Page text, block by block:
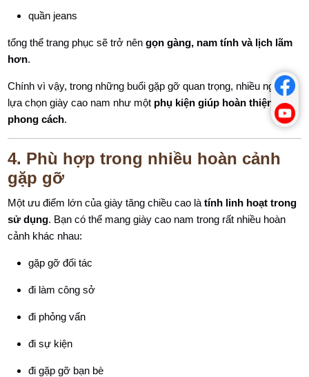
quần jeans
tổng thể trang phục sẽ trở nêngọn gàng, nam tính và lịch lãm
hơn.
Chính vì vậy, trong những buổi gặp gỡ quan trọng, nhiều người
lựa chọn giày cao nam như một phụ kiện giúp hoàn thiện
phong cách.
4. Phù hợp trong nhiều hoàn cảnh
gặp gỡ
Một ưu điểm lớn của giày tăng chiều cao làtính linh hoạt trong
sử dụng. Bạn có thể mang giày cao nam trong rất nhiều hoàn
cảnh khác nhau:
gặp gỡ đối tác
đi làm công sở
đi phỏng vấn
đi sự kiện
đi gặp gỡ bạn bè